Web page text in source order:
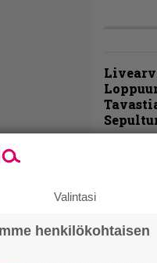
Rokki
festarin
Valintasi
henkilökohtaisen